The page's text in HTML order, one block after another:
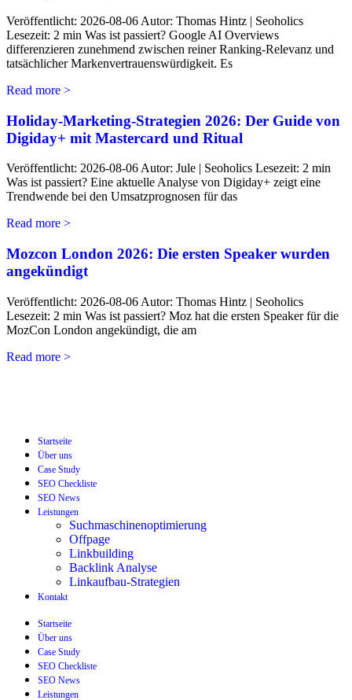
Veröffentlicht: 2026-08-06 Autor: Thomas Hintz | Seoholics
Lesezeit: 2 min Was ist passiert? Google AI Overviews
differenzieren zunehmend zwischen reiner Ranking-Relevanz und
tatsächlicher Markenvertrauenswürdigkeit. Es
Read more >
Holiday-Marketing-Strategien 2026: Der Guide von
Digiday+ mit Mastercard und Ritual
Veröffentlicht: 2026-08-06 Autor: Jule | Seoholics Lesezeit: 2 min
Was ist passiert? Eine aktuelle Analyse von Digiday+ zeigt eine
Trendwende bei den Umsatzprognosen für das
Read more >
Mozcon London 2026: Die ersten Speaker wurden
angekündigt
Veröffentlicht: 2026-08-06 Autor: Thomas Hintz | Seoholics
Lesezeit: 2 min Was ist passiert? Moz hat die ersten Speaker für die
MozCon London angekündigt, die am
Read more >
Startseite
Über uns
Case Study
SEO Checkliste
SEO News
Leistungen
Suchmaschinenoptimierung
Offpage
Linkbuilding
Backlink Analyse
Linkaufbau-Strategien
Kontakt
Startseite
Über uns
Case Study
SEO Checkliste
SEO News
Leistungen